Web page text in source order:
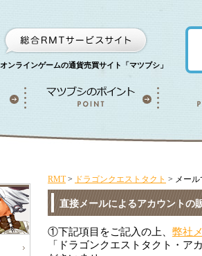
オンラインゲームの通貨売買サイト「マツブシ」
RMT > ドラゴンクエストタクト > メー
直接メールによるアカウントの
①下記項目をご記入の上、 弊社
「ドラゴンクエストタクト・ア